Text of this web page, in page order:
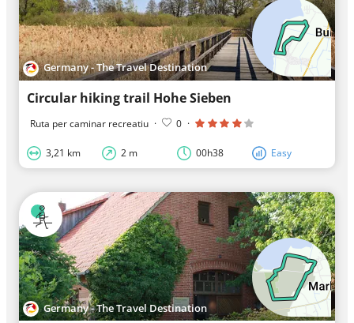
Germany - The Travel Destination
Circular hiking trail Hohe Sieben
Ruta per caminar recreatiu · 0 ·
3,21 km 2 m 00h38 Easy
Germany - The Travel Destination